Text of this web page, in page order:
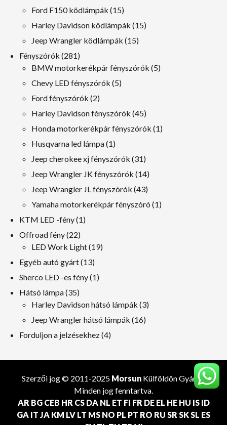
termékek
Ford F150 ködlámpák 1515
termékek
Harley Davidson ködlámpák 1515
Jeep Wrangler ködlámpák 1515
Fényszórók 281281
termékek
BMW motorkerékpár fényszórók 55
Chevy LED fényszórók 55
Ford fényszórók 22
termékek
Harley Davidson fényszórók 4545
termékek
Honda motorkerékpár fényszórók 11
Husqvarna led lámpa 11
termék
Jeep cherokee xj fényszórók 3131
termékek
Jeep Wrangler JK fényszórók 1414
termékek
Jeep Wrangler JL fényszórók 4343
termékek
Yamaha motorkerékpár fényszóró 11
KTM LED -fény 11
Offroad fény 2222
termékek
LED Work Light 1919
Egyéb autó gyárt 1313
termékek
Sherco LED -es fény 11
Hátsó lámpa 3535
termékek
Harley Davidson hátsó lámpák 33
Jeep Wrangler hátsó lámpák 1616
Forduljon a jelzésekhez 44
Szerzői jog © 2011-2025 Morsun KülföldönGyártó.
Minden jog fenntartva.
AR BG CEB HR CS DA NL ET FI FR DE EL HE HU IS ID
GA IT JA KM LV LT MS NO PL PT RO RU SR SKSL ES